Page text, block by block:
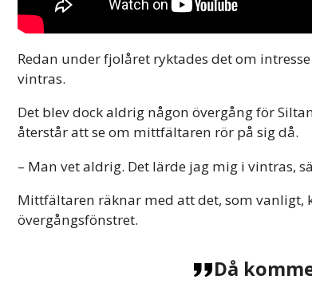
Redan under fjolåret ryktades det om
vintras.
Det blev dock aldrig någon övergång för
återstår att se om mittfältaren rör på sig då.
– Man vet aldrig. Det lärde jag mig i vintras,
Mittfältaren räknar med att det, som
övergångsfönstret.
Då